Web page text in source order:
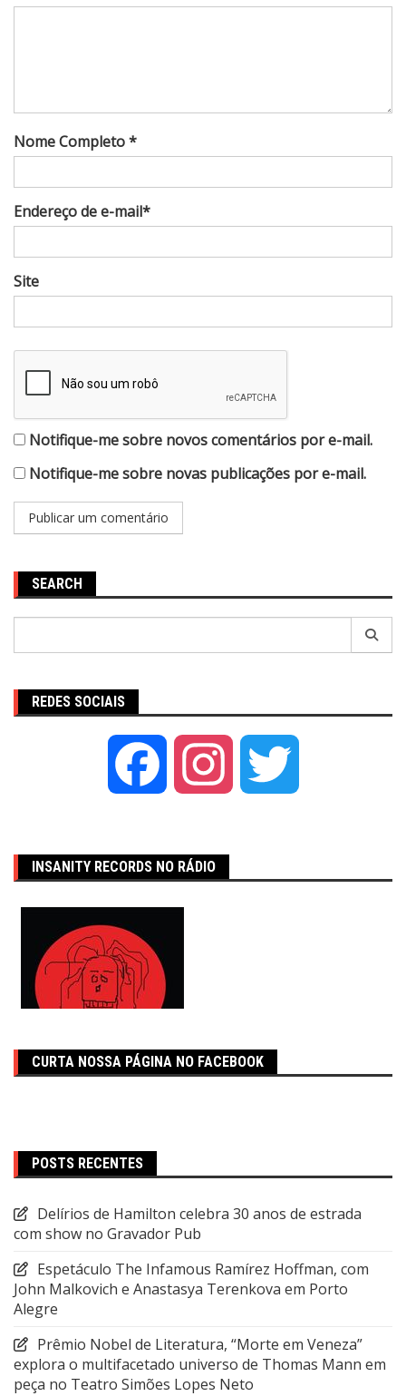
Nome Completo *
Endereço de e-mail*
Site
Notifique-me sobre novos comentários por e-mail.
Notifique-me sobre novas publicações por e-mail.
SEARCH
REDES SOCIAIS
Facebook Instagram
INSANITY RECORDS NO RÁDIO
CURTA NOSSA PÁGINA NO FACEBOOK
POSTS RECENTES
Delírios de Hamilton celebra 30 anos de estrada
com show no Gravador Pub
Espetáculo The Infamous Ramírez Hoffman, com
John Malkovich e Anastasya Terenkova em Porto
Alegre
Prêmio Nobel de Literatura, “Morte em Veneza”
explora o multifacetado universo de Thomas Mann em
peça no Teatro Simões Lopes Neto